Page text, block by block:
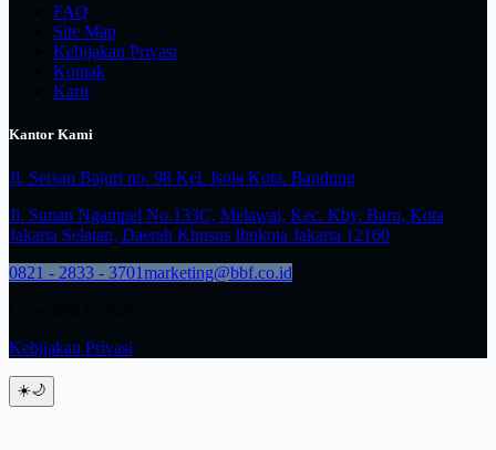
FAQ
Site Map
Kebijakan Privasi
Kontak
Karir
Kantor Kami
Jl. Sersan Bajuri no. 98 Kel. Isola Kota. Bandung
Jl. Sunan Ngampel No.133C, Melawai, Kec. Kby. Baru, Kota
Jakarta Selatan, Daerah Khusus Ibukota Jakarta 12160
0821 - 2833 - 3701marketing@bbf.co.id
Kebijakan Privasi
☀️🌙